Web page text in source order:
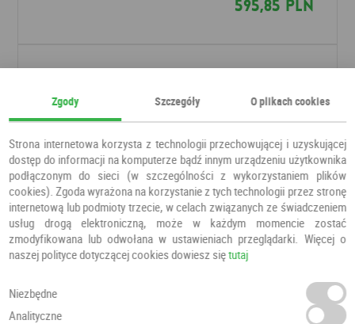
595,85 PLN
Drzwi pokojowe
Zgody Szczegóły O plikach cookies
Strona internetowa korzysta z technologii przechowującej i uzyskującej
dostęp do informacji na komputerze bądź innym urządzeniu użytkownika
podłączonym do sieci (w szczególności z wykorzystaniem plików
cookies). Zgoda wyrażona na korzystanie z tych technologii przez stronę
internetową lub podmioty trzecie, w celach związanych ze świadczeniem
usług drogą elektroniczną, może w każdym momencie zostać
zmodyfikowana lub odwołana w ustawieniach przeglądarki. Więcej o
naszej polityce dotyczącej cookies dowiesz siętutaj
Niezbędne
Analityczne